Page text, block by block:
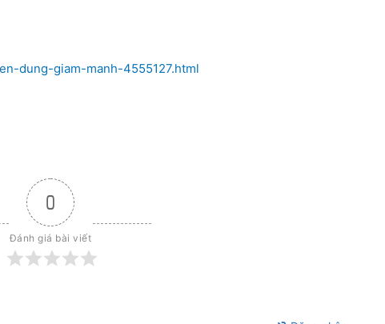
dung-giam-manh-4555127.html
0
Đánh giá bài viết